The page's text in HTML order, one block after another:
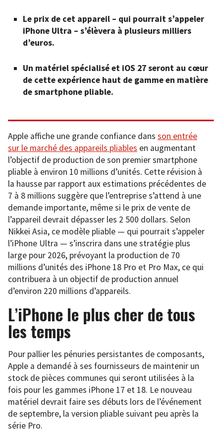
Le prix de cet appareil – qui pourrait s’appeler
iPhone Ultra – s’élèvera à plusieurs milliers
d’euros.
Un matériel spécialisé et iOS 27 seront au cœur
de cette expérience haut de gamme en matière
de smartphone pliable.
Apple affiche une grande confiance dans son entrée
sur le marché des appareils pliables en augmentant
l’objectif de production de son premier smartphone
pliable à environ 10 millions d’unités. Cette révision à
la hausse par rapport aux estimations précédentes de
7 à 8 millions suggère que l’entreprise s’attend à une
demande importante, même si le prix de vente de
l’appareil devrait dépasser les 2 500 dollars. Selon
Nikkei Asia, ce modèle pliable — qui pourrait s’appeler
l’iPhone Ultra — s’inscrira dans une stratégie plus
large pour 2026, prévoyant la production de 70
millions d’unités des iPhone 18 Pro et Pro Max, ce qui
contribuera à un objectif de production annuel
d’environ 220 millions d’appareils.
L’iPhone le plus cher de tous
les temps
Pour pallier les pénuries persistantes de composants,
Apple a demandé à ses fournisseurs de maintenir un
stock de pièces communes qui seront utilisées à la
fois pour les gammes iPhone 17 et 18. Le nouveau
matériel devrait faire ses débuts lors de l’événement
de septembre, la version pliable suivant peu après la
série Pro.